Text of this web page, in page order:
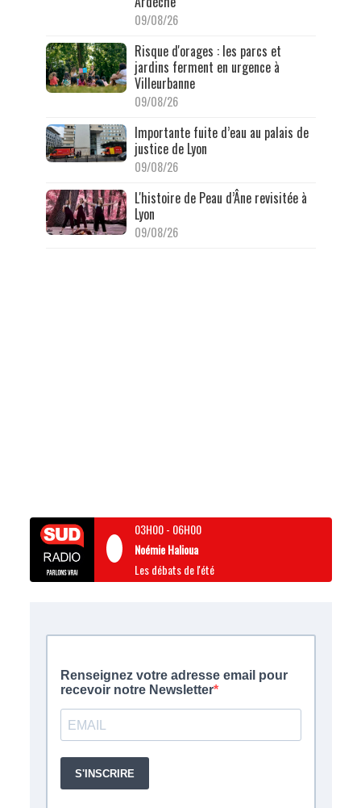
09/08/26
Risque d'orages : les parcs et
jardins ferment en urgence à
Villeurbanne
09/08/26
Importante fuite d’eau au palais de
justice de Lyon
09/08/26
L'histoire de Peau d’Âne revisitée à
Lyon
09/08/26
03H00- 06H00
Noémie Halioua
Les débats de l'été